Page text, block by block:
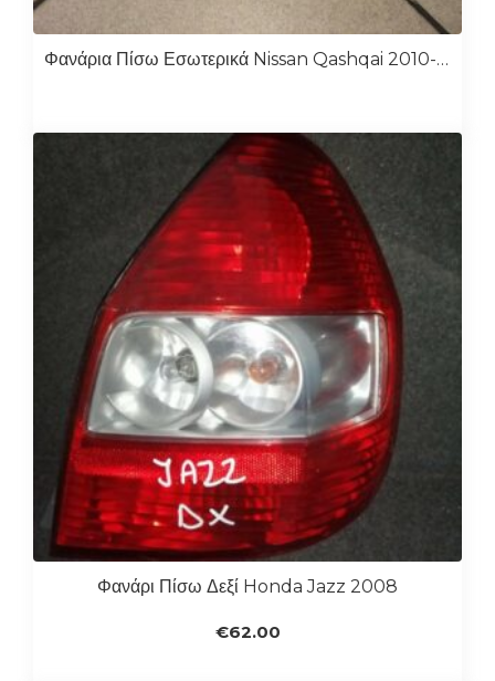
Φανάρια Πίσω Εσωτερικά Nissan Qashqai 2010-2013
Φανάρι Πίσω Δεξί Honda Jazz 2008
€62.00